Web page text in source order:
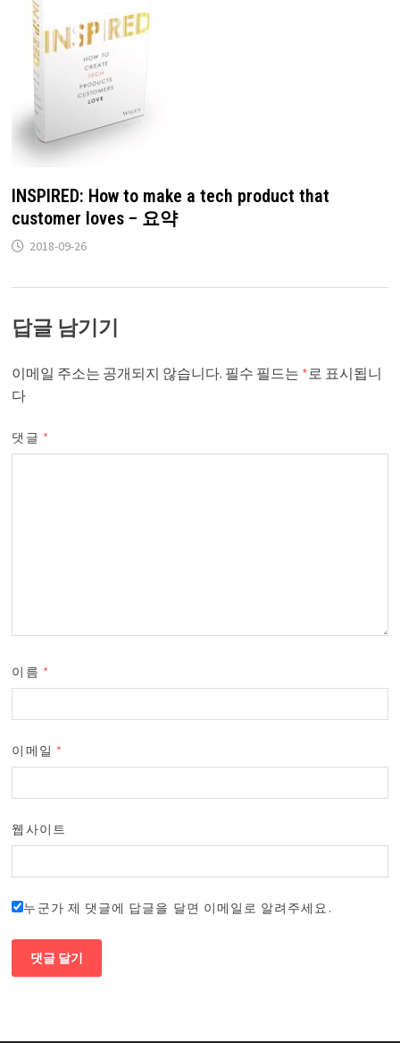
INSPIRED: How to make a tech product that
customer loves – 요약
2018-09-26
답글 남기기
이메일 주소는 공개되지 않습니다. 필수 필드는 *로 표시됩니
다
댓글 *
이름 *
이메일 *
웹사이트
누군가 제 댓글에 답글을 달면 이메일로 알려주세요.